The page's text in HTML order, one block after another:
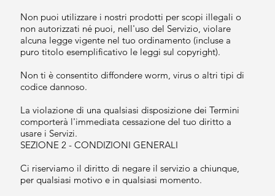
Non puoi utilizzare i nostri prodotti per scopi illegali o
non autorizzati né puoi, nell'uso del Servizio, violare
alcuna legge vigente nel tuo ordinamento (incluse a
puro titolo esemplificativo le leggi sul copyright).
Non ti è consentito diffondere worm, virus o altri tipi di
codice dannoso.
La violazione di una qualsiasi disposizione dei Termini
comporterà l'immediata cessazione del tuo diritto a
usare i Servizi.
SEZIONE 2 - CONDIZIONI GENERALI
Ci riserviamo il diritto di negare il servizio a chiunque,
per qualsiasi motivo e in qualsiasi momento.